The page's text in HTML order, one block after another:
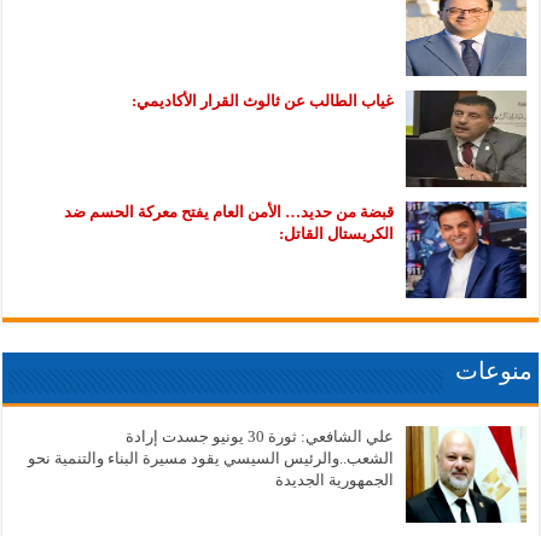
غياب الطالب عن ثالوث القرار الأكاديمي:
قبضة من حديد… الأمن العام يفتح معركة الحسم ضد
الكريستال القاتل:
منوعات
علي الشافعي: ثورة 30 يونيو جسدت إرادة
الشعب..والرئيس السيسي يقود مسيرة البناء والتنمية نحو
الجمهورية الجديدة